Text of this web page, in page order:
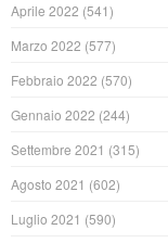
Aprile 2022 (541)
Marzo 2022 (577)
Febbraio 2022 (570)
Gennaio 2022 (244)
Settembre 2021 (315)
Agosto 2021 (602)
Luglio 2021 (590)